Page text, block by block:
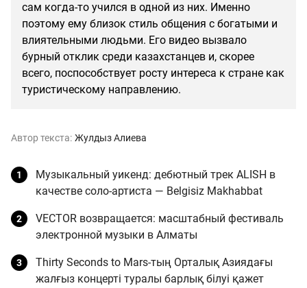
сам когда-то учился в одной из них. Именно
поэтому ему близок стиль общения с богатыми и
влиятельными людьми. Его видео вызвало
бурный отклик среди казахстанцев и, скорее
всего, поспособствует росту интереса к стране как
туристическому направлению.
Автор текста: Жулдыз Алиева
Музыкальный уикенд: дебютный трек ALISH в
качестве соло-артиста — Belgisiz Makhabbat
VECTOR возвращается: масштабный фестиваль
электронной музыки в Алматы
Thirty Seconds to Mars-тың Орталық Азиядағы
жалғыз концерті туралы барлық білуі қажет